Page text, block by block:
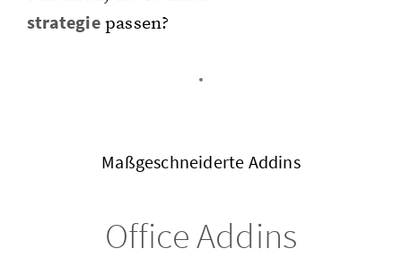
stra­te­giepas­sen?
Ma­ß­ge­schnei­der­te Addins
Of­fice Addins